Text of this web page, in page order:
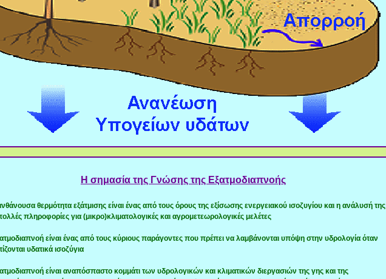
Η σημασία της Γνώσης της Εξατμοδιαπνοής
θερμότητα εξάτμισης είναι ένας από τους όρους της εξίσωσης ενεργειακού ισοζυγίου και η ανάλυσή της
πληροφορίες για (μικρο)κλιματολογικές και αγρομετεωρολογικές μελέτες
είναι ένας από τους κύριους παράγοντες που πρέπει να λαμβάνονται υπόψη στην υδρολογία όταν
υδατικά ισοζύγια
είναι αναπόσπαστο κομμάτι των υδρολογικών και κλιματικών διεργασιών της γης και της